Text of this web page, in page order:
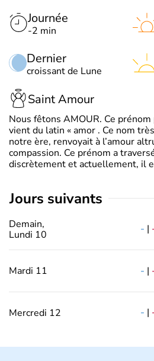
Journée
-2 min
Dernier
croissant de Lune
Saint Amour
Nous fêtons AMOUR. Ce
vient du latin « amor . Ce nom
notre ère, renvoyait à l’amour
compassion. Ce prénom a
discrètement et actuellement, il
jours suivants
Demain,
Lundi 10
- |
Mardi 11 - |
Mercredi 12 - |